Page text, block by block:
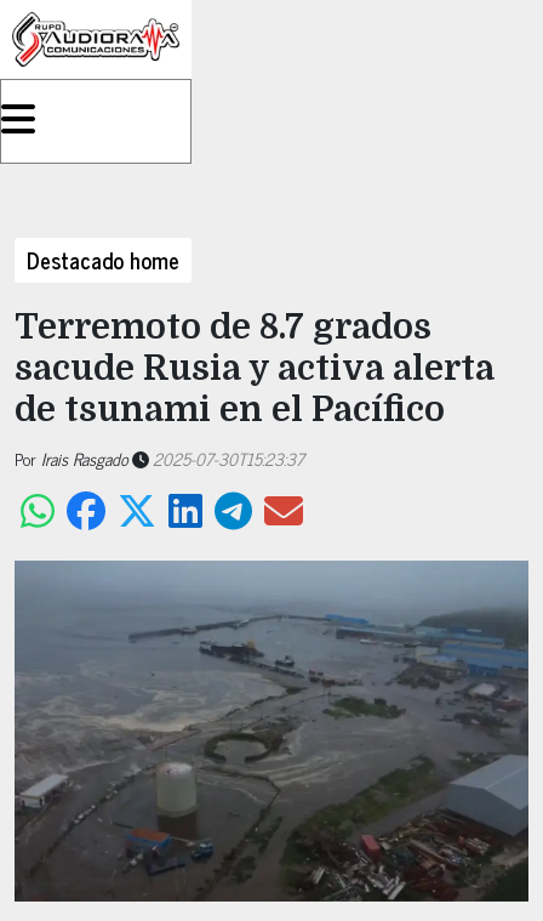
Destacado home
Terremoto de 8.7 grados
sacude Rusia y activa alerta
de tsunami en el Pacífico
Por Irais Rasgado 2025-07-30T15:23:37